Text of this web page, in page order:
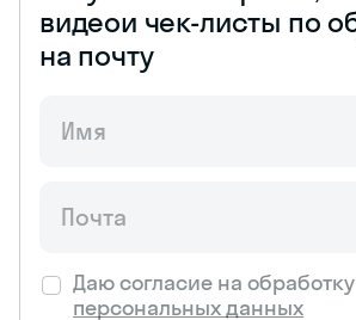
видеои чек-листы по
на почту
Даю согласие на обработку
персональных данных